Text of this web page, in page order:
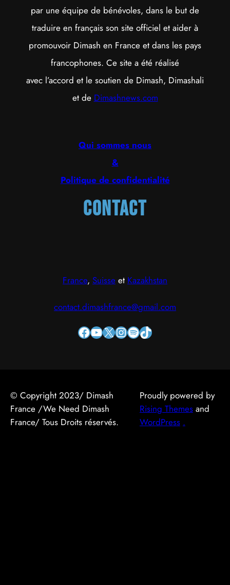
par une équipe de bénévoles, dans le but de
traduire en français son site officiel et aider à
promouvoir Dimash en France et dans les pays
francophones. Ce site a été réalisé
avec l’accord et le soutien de Dimash, Dimashali
et de Dimashnews.com
Qui sommes nous
&
Politique de confidentialité
Contact
France, Suisse et Kazakhstan
contact.dimashfrance@gmail.com
Facebook YouTube X InstagramSpotify TikTok
© Copyright 2023/ Dimash
France /We Need Dimash
France/ Tous Droits réservés.
Proudly powered by
Rising Themesand
WordPress .